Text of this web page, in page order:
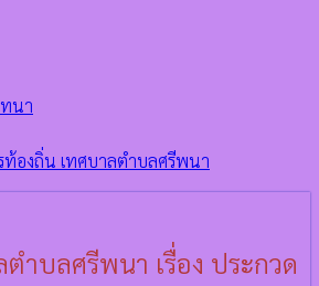
นา
องถิ่น เทศบาลตำบลศรีพนา
ำบลศรีพนา เรื่อง ประกวด